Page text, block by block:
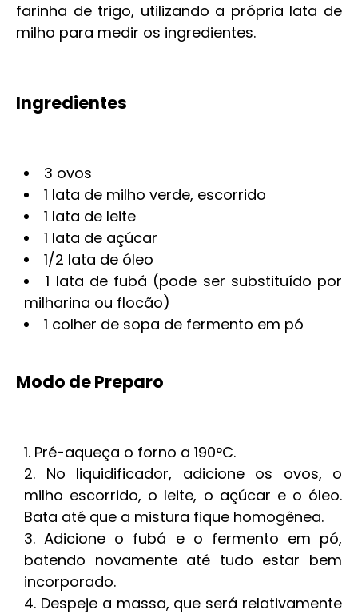
farinha de trigo, utilizando a própria lata de
milho para medir os ingredientes.
Ingredientes
3 ovos
1 lata de milho verde, escorrido
1 lata de leite
1 lata de açúcar
1/2 lata de óleo
1 lata de fubá (pode ser substituído por
milharina ou flocão)
1 colher de sopa de fermento em pó
Modo de Preparo
Pré-aqueça o forno a 190°C.
No liquidificador, adicione os ovos, o
milho escorrido, o leite, o açúcar e o óleo.
Bata até que a mistura fique homogênea.
Adicione o fubá e o fermento em pó,
batendo novamente até tudo estar bem
incorporado.
Despeje a massa, que será relativamente